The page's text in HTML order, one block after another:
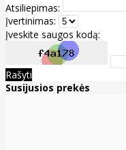
Atsiliepimas:
Įvertinimas:
Įveskite saugos kodą:
Rašyti
Susijusios prekės